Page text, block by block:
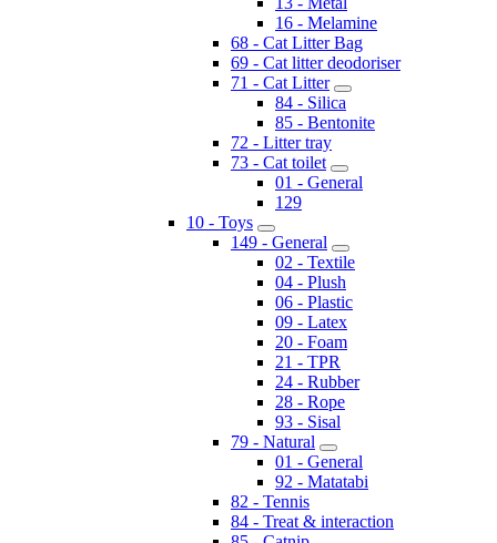
16 - Melamine
68 - Cat Litter Bag
69 - Cat litter deodoriser
71 - Cat Litter
84 - Silica
85 - Bentonite
72 - Litter tray
73 - Cat toilet
01 - General
129
10 - Toys
149 - General
02 - Textile
04 - Plush
06 - Plastic
09 - Latex
20 - Foam
21 - TPR
24 - Rubber
28 - Rope
93 - Sisal
79 - Natural
01 - General
92 - Matatabi
82 - Tennis
84 - Treat & interaction